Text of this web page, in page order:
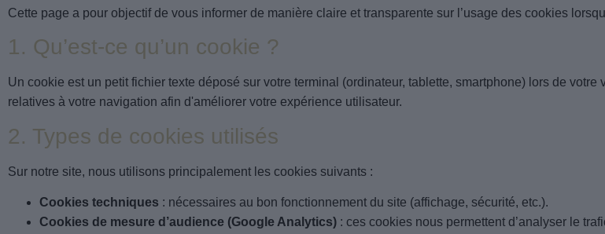
Cette page a pour objectif de vous informer de manière claire et transparente sur l’usage des cookies
1. Qu’est-ce qu’un cookie ?
Un cookie est un petit fichier texte déposé sur votre terminal (ordinateur, tablette, smartphone) lors de
relatives à votre navigation afin d'améliorer votre expérience utilisateur.
2. Types de cookies utilisés
Sur notre site, nous utilisons principalement les cookies suivants :
Cookies techniques : nécessaires au bon fonctionnement du site (affichage, sécurité, etc.).
Cookies de mesure d’audience (Google Analytics) : ces cookies nous permettent d’analyser le